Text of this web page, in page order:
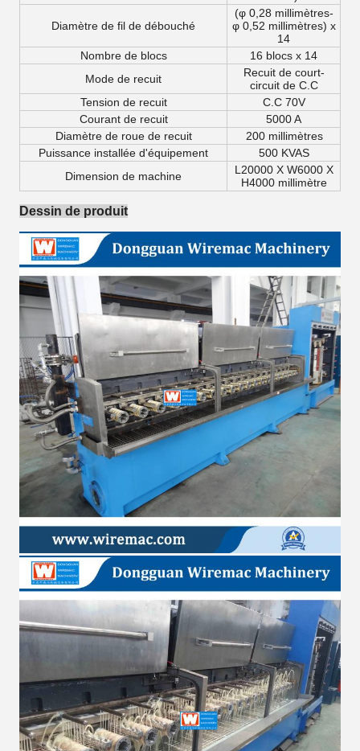
Diamètre de fil de débouché
(φ 0,28 millimètres-
φ 0,52 millimètres) x
14
Nombre de blocs
16 blocs x 14
Mode de recuit
Recuit de court-
circuit de C.C
Tension de recuit
C.C 70V
Courant de recuit
5000 A
Diamètre de roue de recuit
200 millimètres
Puissance installée d'équipement
500 KVAS
Dimension de machine
L20000 X W6000 X
H4000 millimètre
Dessin de produit